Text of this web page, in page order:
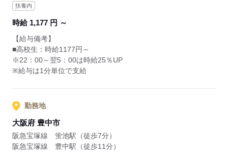
先輩からのメッセージ
誰がクルーとして働いても「仕事がわかりやすい」
そんな環境を目指しています
単純に「マクドナルドのメニュー、特にポテトが好き
で！笑」
なんてきっかけで応募してくれる方もたくさんいるの
サクサク覚えられます。
主婦（夫）さんが多数活躍中。
「お客さまと接するうちに笑顔が増えた」
「カラダを動かしてリフレッシュできる」
と、好評です。
扶養内
時給 1,177 円 ～
【給与備考】
■高校生：時給1177円～
※22：00～翌5：00は時給25％UP
※給与は1分単位で支給
勤務地
大阪府 豊中市
阪急宝塚線 蛍池駅（徒歩7分）
阪急宝塚線 豊中駅（徒歩11分）